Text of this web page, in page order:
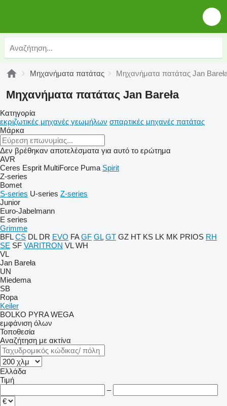
Μηχανήματα πατάτας Μηχανήματα πατάτας Jan
Μηχανήματα πατάτας Jan Bareła
Κατηγορία
εκριζωτικές μηχανές γεωμήλων σπαρτικές μηχανές πατάτας
Μάρκα
Δεν βρέθηκαν αποτελέσματα για αυτό το ερώτημα
AVR
Ceres Esprit MultiForce Puma Spirit
Z-series
Bomet
S-series U-series Z-series
Junior
Euro-Jabelmann
E series
Grimme
BFL CS DL DR EVO FA GF GL GT GZ HT KS LK MK PRIOS RH
SE SF VARITRON VL WH
VL
Jan Bareła
UN
Miedema
SB
Ropa
Keiler
BOLKO PYRA WEGA
εμφάνιση όλων
Τοποθεσία
Αναζήτηση με ακτίνα
Ελλάδα
Τιμή
–